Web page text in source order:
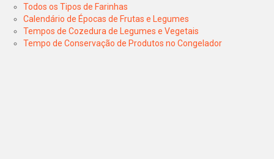
Todos os Tipos de Farinhas
Calendário de Épocas de Frutas e Legumes
Tempos de Cozedura de Legumes e Vegetais
Tempo de Conservação de Produtos no Congelador